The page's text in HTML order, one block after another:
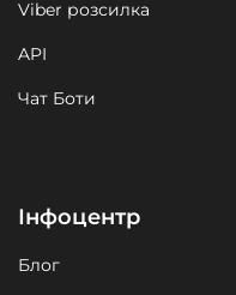
Viber розсилка
API
Чат Боти
Інфоцентр
Блог